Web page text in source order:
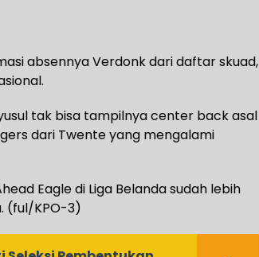
absennya Verdonk dari daftar skuad,
tak bisa tampilnya center back asal
dari Twente yang mengalami
Eagle di Liga Belanda sudah lebih
(ful/KPO-3)